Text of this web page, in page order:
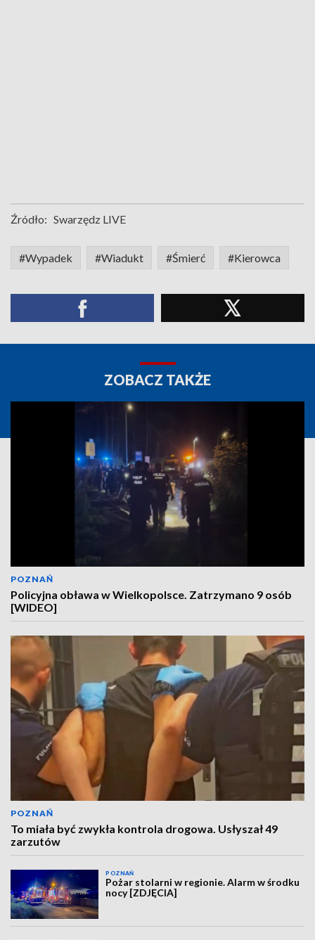
Źródło: Swarzędz LIVE
#Wypadek #Wiadukt #Śmierć #Kierowca
ZOBACZ TAKŻE
POZNAŃ
Policyjna obława w Wielkopolsce. Zatrzymano 9 osób
[WIDEO]
POZNAŃ
To miała być zwykła kontrola drogowa. Usłyszał 49
zarzutów
POZNAŃ
Pożar stolarni w regionie. Alarm w środku
nocy [ZDJĘCIA]